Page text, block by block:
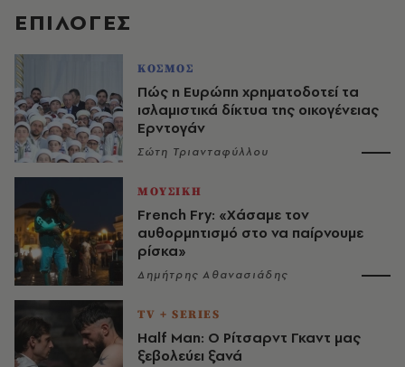
EΠΙΛΟΓΈΣ
ΚΟΣΜΟΣ
Πώς η Ευρώπη χρηματοδοτεί τα
ισλαμιστικά δίκτυα της οικογένειας
Ερντογάν
Σώτη Τριανταφύλλου
ΜΟΥΣΙΚΗ
French Fry: «Χάσαμε τον
αυθορμητισμό στο να παίρνουμε
ρίσκα»
Δημήτρης Αθανασιάδης
TV + SERIES
Half Man: Ο Ρίτσαρντ Γκαντ μας
ξεβολεύει ξανά